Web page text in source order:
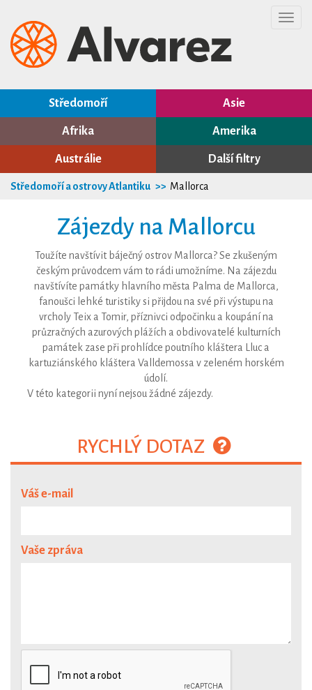
Středomoří Asie
Afrika Amerika
Austrálie Další filtry
Středomoří a ostrovy Atlantiku Mallorca
Zájezdy na Mallorcu
Toužíte navštívit báječný ostrov Mallorca? Se zkušeným
českým průvodcem vám to rádi umožníme. Na zájezdu
navštívíte památky hlavního města Palma de Mallorca,
fanoušci lehké turistiky si přijdou na své při výstupu na
vrcholy Teix a Tomir, příznivci odpočinku a koupání na
průzračných azurových plážích a obdivovatelé kulturních
památek zase při prohlídce poutního kláštera Lluc a
kartuziánského kláštera Valldemossa v zeleném horském
údolí.
V této kategorii nyní nejsou žádné zájezdy.
RYCHLÝ DOTAZ
Váš e-mail
Vaše zpráva